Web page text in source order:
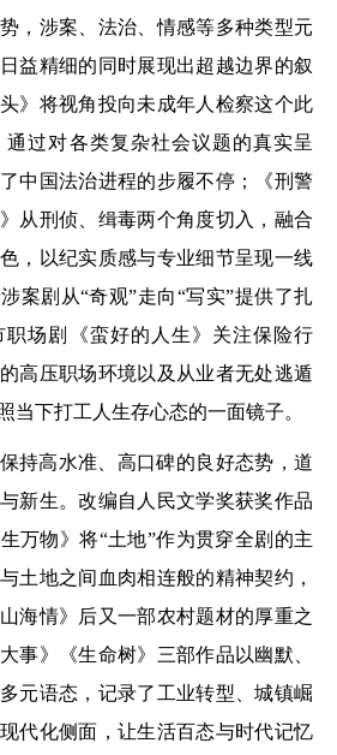
，涉案、法治、情感等多种类型元
益精细的同时展现出超越边界的叙
》将视角投向未成年人检察这个此
过对各类复杂社会议题的真实呈
中国法治进程的步履不停；《刑警
从刑侦、缉毒两个角度切入，融合
，以纪实质感与专业细节呈现一线
案剧从“奇观”走向“写实”提供了扎
职场剧《蛮好的人生》关注保险行
高压职场环境以及从业者无处逃遁
当下打工人生存心态的一面镜子。
持高水准、高口碑的良好态势，道
新生。改编自人民文学奖获奖作品
万物》将“土地”作为贯穿全剧的主
土地之间血肉相连般的精神契约，
海情》后又一部农村题材的厚重之
事》《生命树》三部作品以幽默、
元语态，记录了工业转型、城镇崛
代化侧面，让生活百态与时代记忆